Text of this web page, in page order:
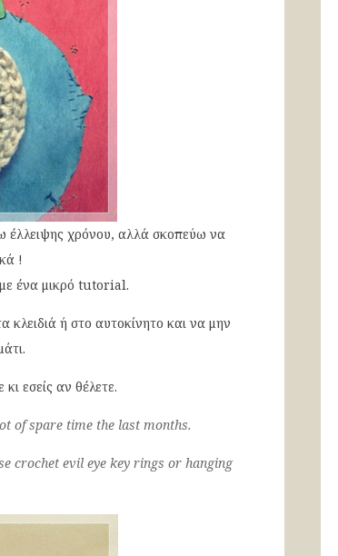
χρόνου, αλλά σκοπεύω να
!
ένα μικρό tutorial.
κλειδιά ή στο αυτοκίνητο και να μην
εσείς αν θέλετε.
of spare time the last months.
crochet evil eye key rings or hanging